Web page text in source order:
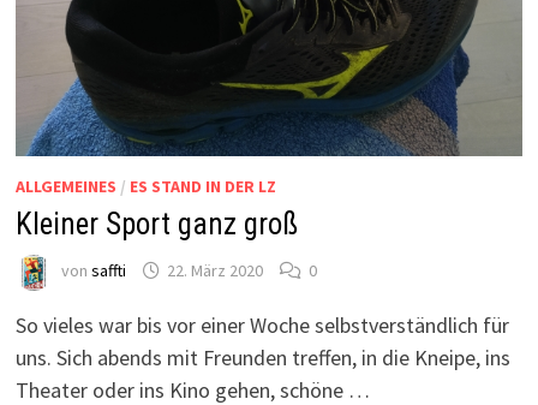
ALLGEMEINES / ES STAND IN DER LZ
Kleiner Sport ganz groß
von saffti 22. März 2020 0
So vieles war bis vor einer Woche selbstverständlich für
uns. Sich abends mit Freunden treffen, in die Kneipe, ins
Theater oder ins Kino gehen, schöne …